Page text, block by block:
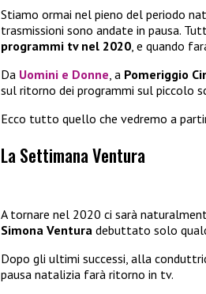
Stiamo ormai nel pieno del periodo
trasmissioni sono andate in pausa.
programmi tv nel 2020, e quando
Da Uomini e Donne, a Pomeriggio
sul ritorno dei programmi sul piccolo
Ecco tutto quello che vedremo a
La Settimana Ventura
A tornare nel 2020 ci sarà
Simona Ventura debuttato solo
Dopo gli ultimi successi, alla
pausa natalizia farà ritorno in tv.